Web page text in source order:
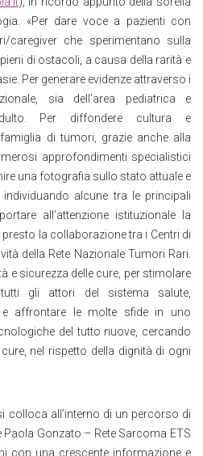
«Per dare voce a pazienti con
che sperimentano sulla
di ostacoli, a causa della rarità e
Per generare evidenze attraverso i
sia dell’area pediatrica e
Per diffondere cultura e
di tumori, grazie anche alla
approfondimenti specialistici
una fotografia sullo stato attuale e
alcune tra le principali
all’attenzione istituzionale la
la collaborazione tra i Centri di
della Rete Nazionale Tumori Rari.
e sicurezza delle cure, per stimolare
gli attori del sistema salute,
e affrontare le molte sfide in uno
del tutto nuove, cercando
nel rispetto della dignità di ogni
colloca all’interno di un percorso di
Gonzato – Rete Sarcoma ETS
con una crescente informazione e